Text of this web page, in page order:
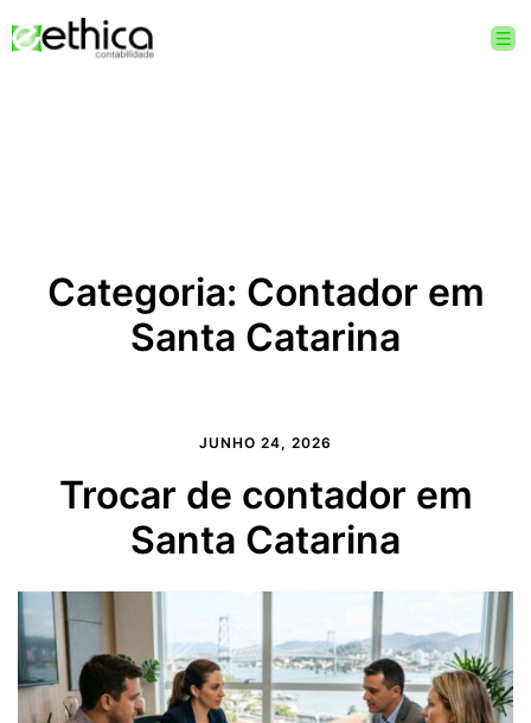
Categoria: Contador em
Santa Catarina
JUNHO 24, 2026
Trocar de contador em
Santa Catarina